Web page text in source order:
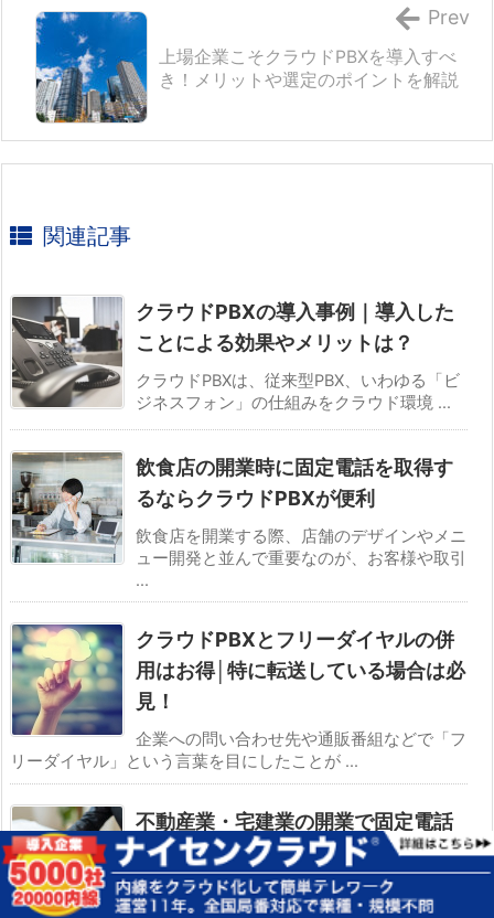
上場企業こそクラウドPBXを導入すべ
き！メリットや選定のポイントを解説
Prev
関連記事
クラウドPBXの導入事例｜導入した
ことによる効果やメリットは？
クラウドPBXは、従来型PBX、いわゆる「ビ
ジネスフォン」の仕組みをクラウド環境 ...
飲食店の開業時に固定電話を取得す
るならクラウドPBXが便利
飲食店を開業する際、店舗のデザインやメニ
ュー開発と並んで重要なのが、お客様や取引
...
クラウドPBXとフリーダイヤルの併
用はお得│特に転送している場合は必
見！
企業への問い合わせ先や通販番組などで「フ
リーダイヤル」という言葉を目にしたことが ...
不動産業・宅建業の開業で固定電話
を取得するなら「クラウドPBX」が
おすすめ